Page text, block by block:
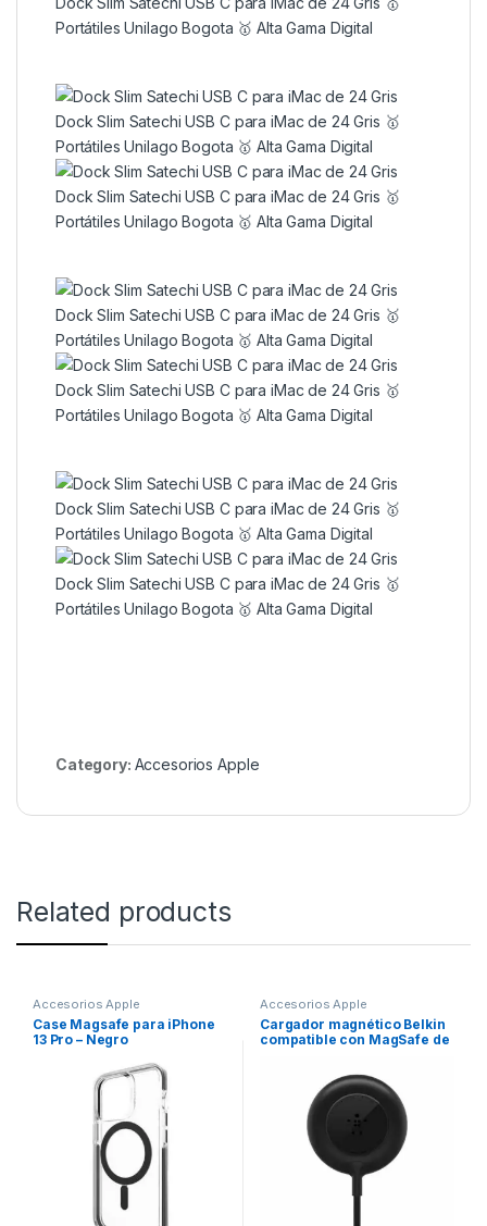
Category: Accesorios Apple
Related products
Accesorios Apple
Case Magsafe para iPhone
13 Pro – Negro
Accesorios Apple
Cargador magnético Belkin
compatible con MagSafe de